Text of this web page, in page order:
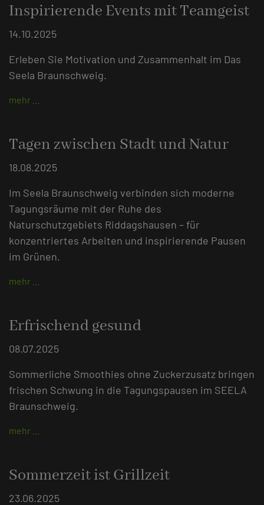
Inspirierende Events mit Teamgeist
14.10.2025
Erleben Sie Motivation und Zusammenhalt im Das
Seela Braunschweig.
mehr …
Tagen zwischen Stadt und Natur
18.08.2025
Im Seela Braunschweig verbinden sich moderne
Tagungsräume mit der Ruhe des
Naturschutzgebiets Riddagshausen – für
konzentriertes Arbeiten und inspirierende Pausen
im Grünen.
mehr …
Erfrischend gesund
08.07.2025
Sommerliche Smoothies ohne Zuckerzusatz bringen
frischen Schwung in die Tagungspausen im SEELA
Braunschweig.
mehr …
Sommerzeit ist Grillzeit
23.06.2025